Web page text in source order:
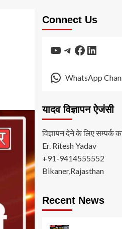
Connect Us
YouTube
Telegram
Facebook
WhatsApp
यादव विज्ञापन ऐजंसी
विज्ञापन देने के लिए सम्पर्क
Er. Ritesh Yadav
+91-9414555552
Bikaner,Rajasthan
Recent News